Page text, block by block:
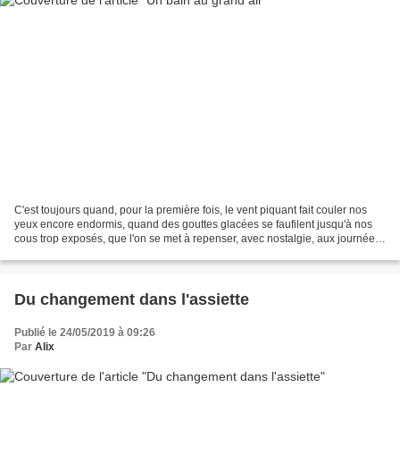
C'est toujours quand, pour la première fois, le vent piquant fait couler nos
yeux encore endormis, quand des gouttes glacées se faufilent jusqu'à nos
cous trop exposés, que l'on se met à repenser, avec nostalgie, aux journées
Du changement dans l'assiette
Publié le 24/05/2019 à 09:26
Par Alix